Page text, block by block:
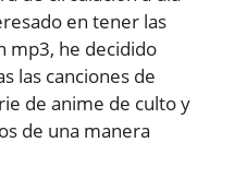
en tener las
mp3, he decidido
las canciones de
de anime de culto y
de una manera